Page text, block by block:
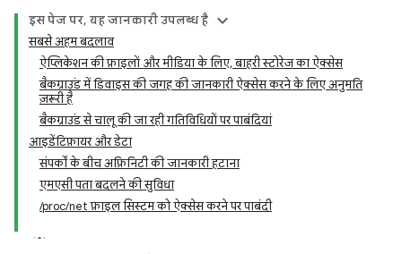
इस पेज पर, यह जानकारी उपलब्ध है
सबसे अहम बदलाव
ऐप्लिकेशन की फ़ाइलों और मीडिया के लिए, बाहरी स्टोरेज का ऐक्सेस
बैकग्राउंड में डिवाइस की जगह की जानकारी ऐक्सेस करने के लिए अनुमति
ज़रूरी है
बैकग्राउंड से चालू की जा रही गतिविधियों पर पाबंदियां
आइडेंटिफ़ायर और डेटा
संपर्कों के बीच अफ़िनिटी की जानकारी हटाना
एमएसी पता बदलने की सुविधा
/proc/net फ़ाइल सिस्टम को ऐक्सेस करने पर पाबंदी